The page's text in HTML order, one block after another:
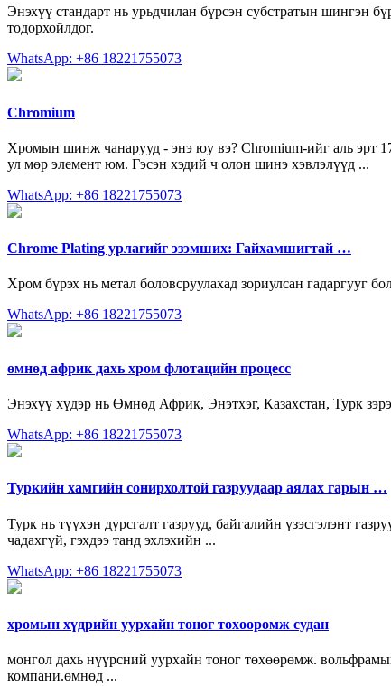
Энэхүү стандарт нь урьдчилан бүрсэн субстратын шингэн
тодорхойлдог.
WhatsApp: +86 18221755073
Chromium
Хромын шинж чанарууд - энэ юу вэ? Chromium-ийг аль эрт
ул мөр элемент юм. Гэсэн хэдий ч олон шинэ хэвлэлүүд ...
WhatsApp: +86 18221755073
Chrome Plating урлагийг эзэмших: Гайхамшигтай …
Хром бүрэх нь метал боловсруулахад зориулсан гадаргууг
WhatsApp: +86 18221755073
өмнөд африк дахь хром флотацийн процесс
Энэхүү хүдэр нь Өмнөд Африк, Энэтхэг, Казахстан, Турк
WhatsApp: +86 18221755073
Туркийн хамгийн сонирхолтой газруудаар аялах гарын …
Турк нь түүхэн дурсгалт газрууд, байгалийн үзэсгэлэнт
чадахгүй, гэхдээ танд эхлэхийн ...
WhatsApp: +86 18221755073
хромын хүдрийн уурхайн тоног төхөөрөмж судан
монгол дахь нүүрсний уурхайн тоног төхөөрөмж.
компани.өмнөд ...